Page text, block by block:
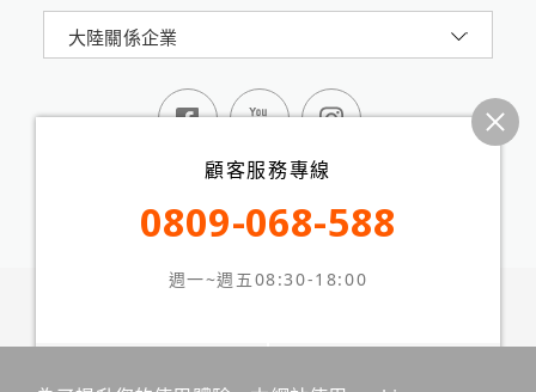
顧客服務專線
0809-068-588
週一~週五08:30-18:00
大陸關係企業
台北市信義路五段2號16樓 網站地圖 隱私權政策